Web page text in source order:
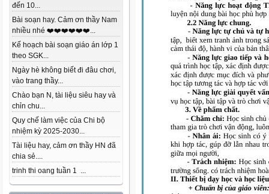
đến 10...
Bài soạn hay. Cảm ơn thầy Nam
nhiều nhé ❤️❤️❤️❤️❤️❤️...
Kế hoạch bài soạn giáo án lớp 1
theo SGK...
Ngày hè không biết đi đâu chơi,
vào trang thầy...
Chào bạn N, tài liệu siêu hay và
chỉn chu...
Quy chế làm việc của Chi bộ
nhiệm kỳ 2025-2030...
Tài liệu hay, cảm ơn thầy HN đã
chia sẻ....
trinh thi oang tuần 1 ...